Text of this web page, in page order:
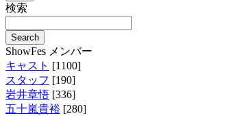
検索
ShowFes メンバー
キャスト [1100]
スタッフ [190]
岩井章悟 [336]
五十嵐貴裕 [280]